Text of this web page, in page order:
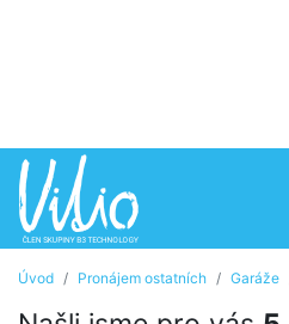
Úvod Pronájem ostatních Garáže